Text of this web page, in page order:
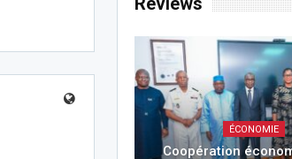
ÉCONOMIE
Coopération